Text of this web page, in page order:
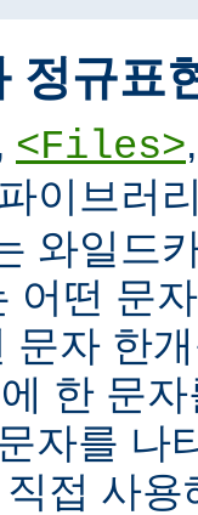
정규표
<Files>
이브러
와일드
어떤 문
문자 한
한 문
자를 나
접 사용